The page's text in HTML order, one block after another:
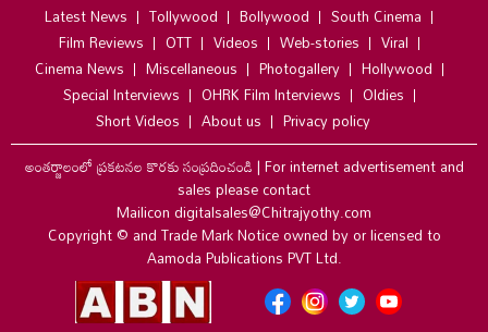
Latest News Tollywood Bollywood
South Cinema
Film Reviews
OTT Videos Web-stories
Viral
Cinema News
Miscellaneous Photogallery
Hollywood
Special Interviews
OHRK Film Interviews
Oldies
Short Videos
About us
Privacy policy
అంతర్జాలంలో ప్రకటనల కొరకు సంప్రదించండి|For internet advertisement and
sales please contact
Mailicon digitalsales@Chitrajyothy.com
Copyright © and Trade Mark Notice owned by or licensed to
Aamoda Publications PVT Ltd.